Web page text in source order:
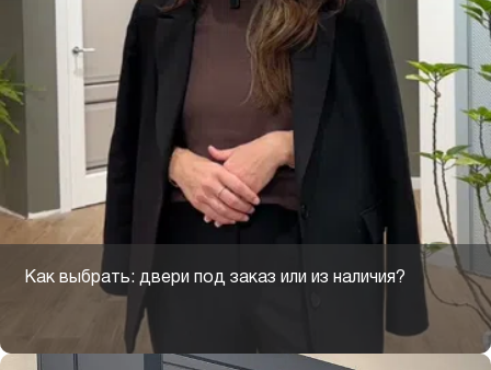
Как выбрать: двери под заказ или из наличия?